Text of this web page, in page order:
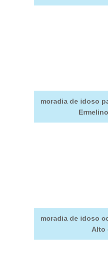
moradia de idoso
moradia de idoso
Alto